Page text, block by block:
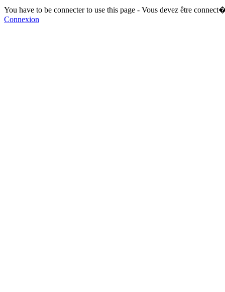
You have to be connecter to use this page - Vous devez être
Connexion